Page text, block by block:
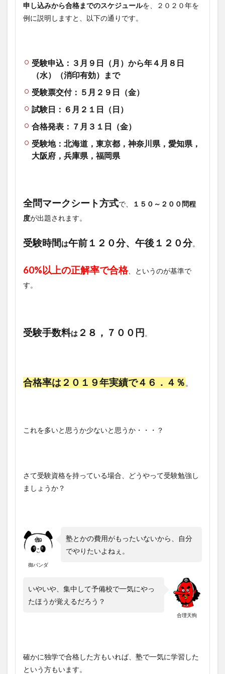
申し込みから合格までのスケジュールを、２０２０年を
例に説明しますと、以下の通りです。
受験申込：３月９日（月）から年４月８日
（水）（消印有効）まで
受験票交付：５月２９日（金）
試験日：６月２１日（日）
合格発表：７月３１日（金）
受験地：北海道，東京都，神奈川県，愛知県，
大阪府，兵庫県，福岡県
全問マークシート方式で、
１５０～２００問程
度が出題されます。
受験時間は午前１２０分、午後１２０分。
60%以上の正解率で合格、というのが基準で
す。
受験手数料は ２８，７００円。
合格率は２０１９年実績で４６．４％ 。
これを多いと思うか少ないと思うか・・・？
さて受験資格を持っている場合、どうやって受験勉強し
ましょうか？
御パンダ
塾とかの費用がもったいないから、自分
でやりたいよねぇ。
合理天狗
いやいや、集中して予備校で一気にやっ
たほうが覚えるだろう？
確かに独学で合格した方もいれば、塾で一気に学習した
という方もいます。